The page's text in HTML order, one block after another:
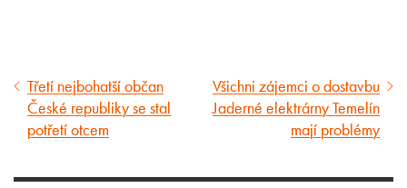
Předcházející
článek
Třetí nejbohatší občan
České republiky se stal
potřetí otcem
Následující
článek
Všichni zájemci o dostavbu
Jaderné elektrárny Temelín
mají problémy